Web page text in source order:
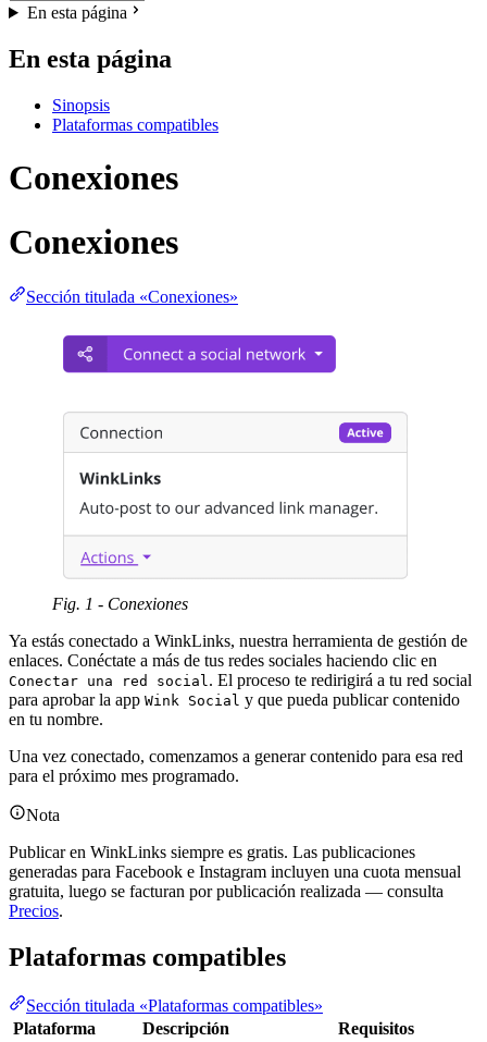
En esta página
En esta página
Sinopsis
Plataformas compatibles
Conexiones
Conexiones
Sección titulada «Conexiones»
Fig. 1 - Conexiones
Ya estás conectado a WinkLinks, nuestra herramienta de gestión de
enlaces. Conéctate a más de tus redes sociales haciendo clic en
Conectar una red social. El proceso te redirigirá a tu red social
para aprobar la app Wink Social y que pueda publicar contenido
en tu nombre.
Una vez conectado, comenzamos a generar contenido para esa red
para el próximo mes programado.
Nota
Publicar en WinkLinks siempre es gratis. Las publicaciones
generadas para Facebook e Instagram incluyen una cuota mensual
gratuita, luego se facturan por publicación realizada — consulta
Precios.
Plataformas compatibles
Sección titulada «Plataformas compatibles»
Plataforma
Descripción Requisitos